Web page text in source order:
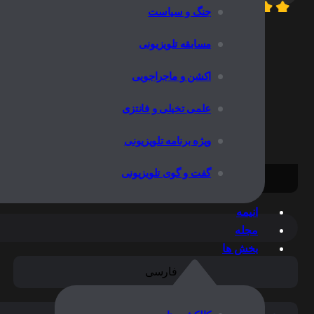
جنگ و سیاست
مسابقه تلویزیونی
اکشن و ماجراجویی
علمی تخیلی و فانتزی
ویژه برنامه تلویزیونی
گفت و گوی تلویزیونی
انیمه
مجله
بخش ها
فارسی